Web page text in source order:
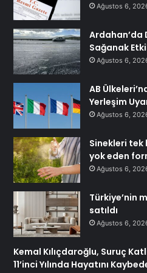
Ağustos 6,
Ardahan’da
Sağanak
Ağustos 6,
AB
Yerleşim
Ağustos 6,
Sinekleri tek
yok eden
Ağustos 6,
Türkiye’nin
satıldı
Ağustos 6,
Kemal Kılıçdaroğlu, Suruç
11’inci Yılında Hayatını